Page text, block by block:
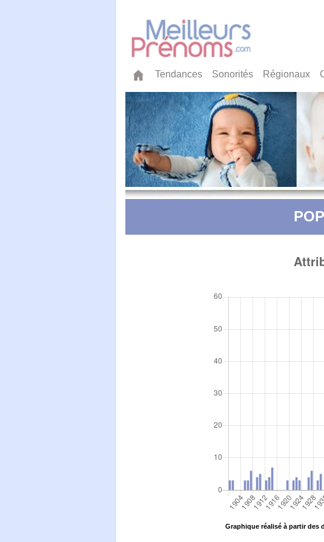
Tendances Sonorités Régionaux
Graphique réalisé à partir des